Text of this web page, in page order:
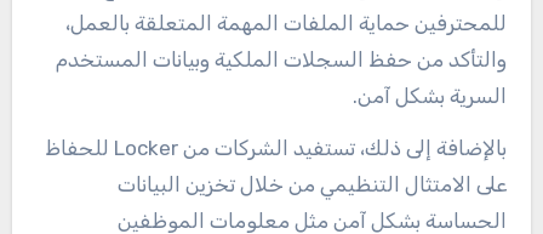
للمحترفين حماية الملفات المهمة المتعلقة بالعمل،
والتأكد من حفظ السجلات الملكية وبيانات المستخدم
السرية بشكل آمن.
بالإضافة إلى ذلك، تستفيد الشركات من Locker للحفاظ
على الامتثال التنظيمي من خلال تخزين البيانات
الحساسة بشكل آمن مثل معلومات الموظفين